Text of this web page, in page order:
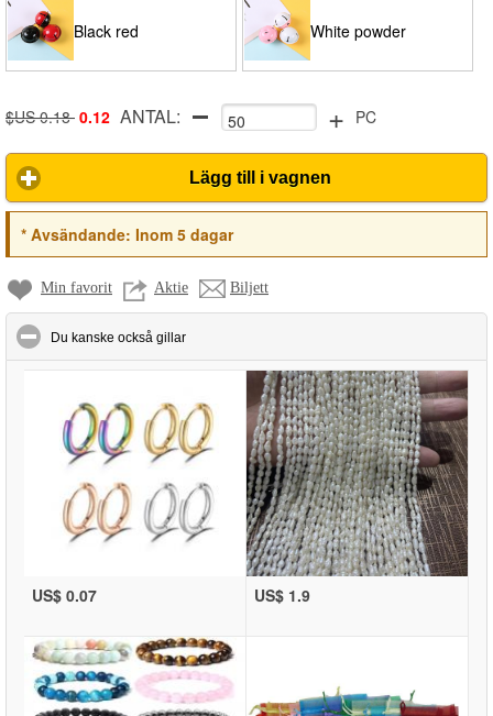
Black red White powder
$US 0.18 0.12 ANTAL: + PC
Lägg till i vagnen
*Avsändande: Inom 5 dagar
Min favorit Aktie Biljett
Du kanske också gillar
US$ 0.07 US$ 1.9